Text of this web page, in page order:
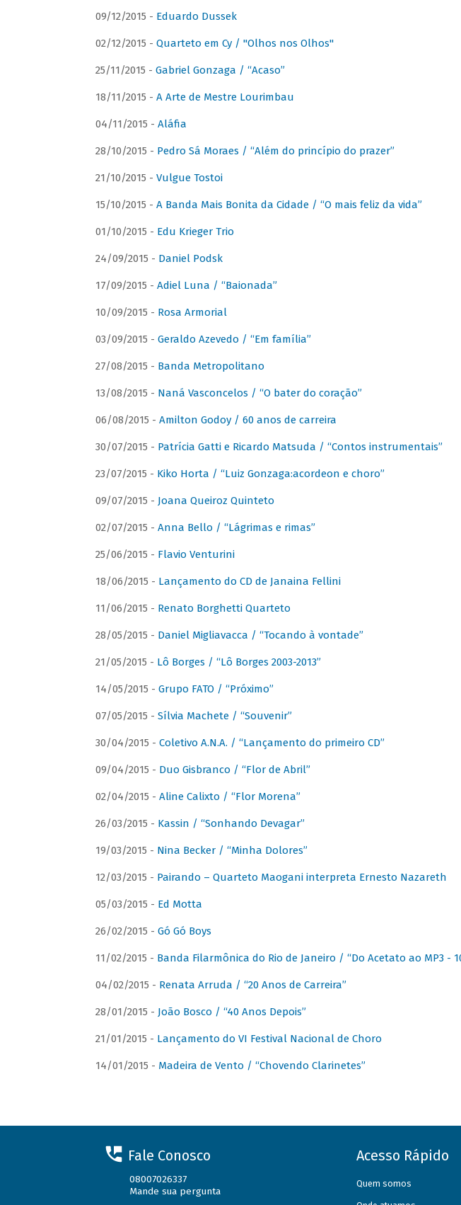
09/12/2015 - Eduardo Dussek
02/12/2015 - Quarteto em Cy / "Olhos nos Olhos"
25/11/2015 - Gabriel Gonzaga / “Acaso”
18/11/2015 - A Arte de Mestre Lourimbau
04/11/2015 - Aláfia
28/10/2015 - Pedro Sá Moraes / “Além do princípio do prazer”
21/10/2015 - Vulgue Tostoi
15/10/2015 - A Banda Mais Bonita da Cidade / “O mais feliz da vida”
01/10/2015 - Edu Krieger Trio
24/09/2015 - Daniel Podsk
17/09/2015 - Adiel Luna / “Baionada”
10/09/2015 - Rosa Armorial
03/09/2015 - Geraldo Azevedo / “Em família”
27/08/2015 - Banda Metropolitano
13/08/2015 - Naná Vasconcelos / “O bater do coração”
06/08/2015 - Amilton Godoy / 60 anos de carreira
30/07/2015 - Patrícia Gatti e Ricardo Matsuda / “Contos instrumentais”
23/07/2015 - Kiko Horta / “Luiz Gonzaga:acordeon e choro”
09/07/2015 - Joana Queiroz Quinteto
02/07/2015 - Anna Bello / “Lágrimas e rimas”
25/06/2015 - Flavio Venturini
18/06/2015 - Lançamento do CD de Janaina Fellini
11/06/2015 - Renato Borghetti Quarteto
28/05/2015 - Daniel Migliavacca / “Tocando à vontade”
21/05/2015 - Lô Borges / “Lô Borges 2003-2013”
14/05/2015 - Grupo FATO / “Próximo”
07/05/2015 - Sílvia Machete / “Souvenir”
30/04/2015 - Coletivo A.N.A. / “Lançamento do primeiro CD”
09/04/2015 - Duo Gisbranco / “Flor de Abril”
02/04/2015 - Aline Calixto / “Flor Morena”
26/03/2015 - Kassin / “Sonhando Devagar”
19/03/2015 - Nina Becker / “Minha Dolores”
12/03/2015 - Pairando – Quarteto Maogani interpreta Ernesto Nazareth
05/03/2015 - Ed Motta
26/02/2015 - Gó Gó Boys
11/02/2015 - Banda Filarmônica do Rio de Janeiro / “Do Acetato ao MP3 -
04/02/2015 - Renata Arruda / “20 Anos de Carreira”
28/01/2015 - João Bosco / “40 Anos Depois”
21/01/2015 - Lançamento do VI Festival Nacional de Choro
14/01/2015 - Madeira de Vento / “Chovendo Clarinetes”
Fale Conosco
08007026337
Mande sua pergunta
Acesso Rápido
Quem somos